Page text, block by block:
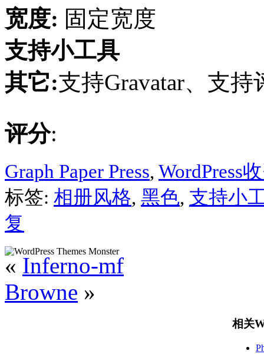
宽度: 固定宽度
支持小工具
其它:支持Gravatar、支
评分:
Graph Paper Press, WordPress
标签: 相册风格, 黑色, 支持小
复
« Inferno-mf
Browne »
相关